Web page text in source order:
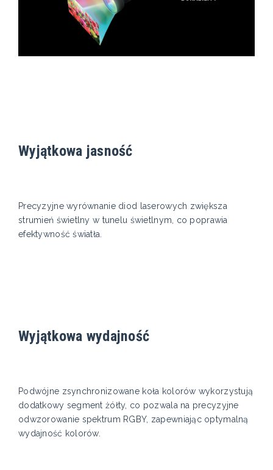
Wyjątkowa jasność
Precyzyjne wyrównanie diod laserowych zwiększa
strumień świetlny w tunelu świetlnym, co poprawia
efektywność światła.
Wyjątkowa wydajność
Podwójne zsynchronizowane koła kolorów wykorzystują
dodatkowy segment żółty, co pozwala na precyzyjne
odwzorowanie spektrum RGBY, zapewniając optymalną
wydajność kolorów.